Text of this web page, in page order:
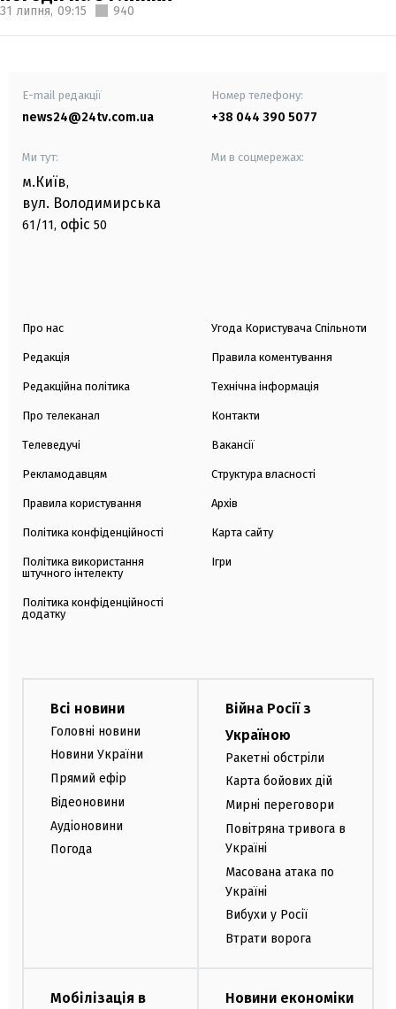
31 липня, 09:15 940
E-mail редакції
news24@24tv.com.ua
Номер телефону:
+38 044 390 5077
Ми тут:
м.Київ,
вул. Володимирська
61/11, офіс 50
Ми в соцмережах:
Про нас
Редакція
Редакційна політика
Про телеканал
Телеведучі
Рекламодавцям
Правила користування
Політика конфіденційності
Політика використання
штучного інтелекту
Політика конфіденційності
додатку
Угода Користувача Спільноти
Правила коментування
Технічна інформація
Контакти
Вакансії
Структура власності
Архів
Карта сайту
Ігри
Всі новини
Головні новини
Новини України
Прямий ефір
Відеоновини
Аудіоновини
Погода
Війна Росії з
Україною
Ракетні обстріли
Карта бойових дій
Мирні переговори
Повітряна тривога в
Україні
Масована атака по
Україні
Вибухи у Росії
Втрати ворога
Мобілізація в
Новини економіки